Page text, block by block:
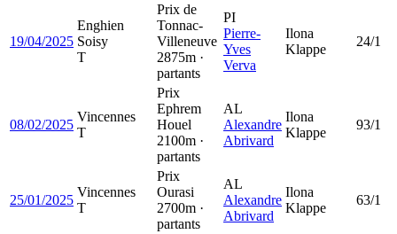
19/04/2025
Enghien
Soisy
T
Prix de
Tonnac-
Villeneuve
2875m ·
partants
PI
Pierre-
Yves
Verva
Ilona
Klappe
24/1
08/02/2025
Vincennes
T
Prix
Ephrem
Houel
2100m ·
partants
AL
Alexandre
Abrivard
Ilona
Klappe
93/1
25/01/2025
Vincennes
T
Prix
Ourasi
2700m ·
partants
AL
Alexandre
Abrivard
Ilona
Klappe
63/1